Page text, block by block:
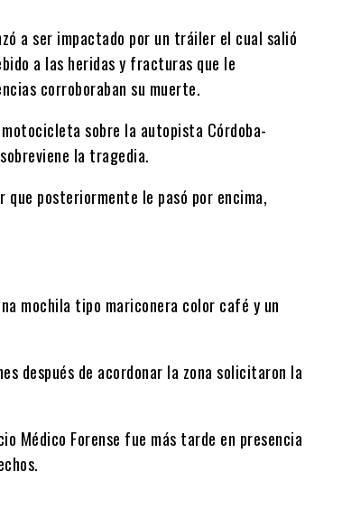
a ser impactado por un tráiler el cual salió
a las heridas y fracturas que le
corroboraban su muerte.
sobre la autopista Córdoba-
la tragedia.
posteriormente le pasó por encima,
mochila tipo mariconera color café y un
después de acordonar la zona solicitaron la
Médico Forense fue más tarde en presencia